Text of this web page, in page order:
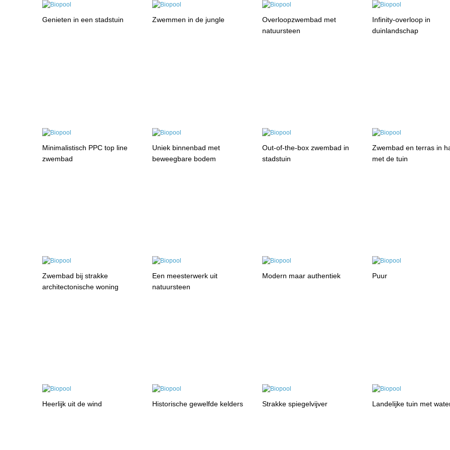
Genieten in een stadstuin Zwemmen in de jungle
Overloopzwembad met
natuursteen
Infinity-overloop in
duinlandschap
Minimalistisch PPC top line
zwembad
Uniek binnenbad met
beweegbare bodem
Out-of-the-box zwembad in
stadstuin
Zwembad en terras in
met de tuin
Zwembad bij strakke
architectonische woning
Een meesterwerk uit
natuursteen
Modern maar authentiek Puur
Heerlijk uit de wind Historische gewelfde kelders Strakke spiegelvijver Landelijke tuin met